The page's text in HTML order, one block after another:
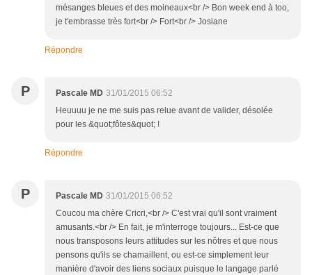
mésanges bleues et des moineaux<br /> Bon week end à too,
je t'embrasse très fort<br /> Fort<br /> Josiane
Répondre
P Pascale MD 31/01/2015 06:52
Heuuuu je ne me suis pas relue avant de valider, désolée
pour les &quot;fôtes&quot; !
Répondre
P Pascale MD 31/01/2015 06:52
Coucou ma chère Cricri,<br /> C'est vrai qu'il sont vraiment
amusants.<br /> En fait, je m'interroge toujours... Est-ce que
nous transposons leurs attitudes sur les nôtres et que nous
pensons qu'ils se chamaillent, ou est-ce simplement leur
manière d'avoir des liens sociaux puisque le langage parlé